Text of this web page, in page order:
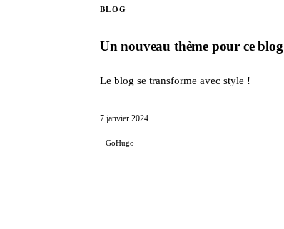
BLOG
Un nouveau thème pour ce blog
Le blog se transforme avec style !
7 janvier 2024
GoHugo